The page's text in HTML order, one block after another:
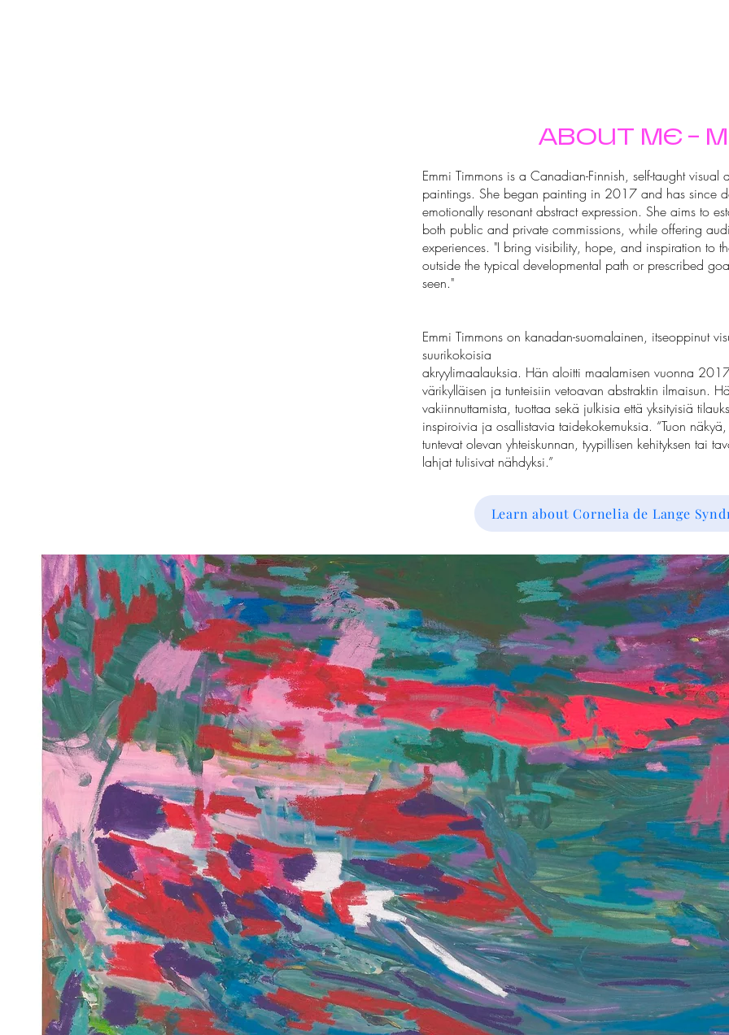
ABOUT ME -
Emmi Timmons is a Canadian-Finnish, self-taught visual
paintings. She began painting in 2017 and has since
emotionally resonant abstract expression. She aims to
both public and private commissions, while offering
experiences. "I bring visibility, hope, and inspiration to
outside the typical developmental path or prescribed
seen."
Emmi Timmons on kanadan-suomalainen, itseoppinut
suurikokoisia
akryylimaalauksia. Hän aloitti maalamisen vuonna
värikylläisen ja tunteisiin vetoavan abstraktin ilmaisun.
vakiinnuttamista, tuottaa sekä julkisia että yksityisiä
inspiroivia ja osallistavia taidekokemuksia. “Tuon
tuntevat olevan yhteiskunnan, tyypillisen kehityksen tai
lahjat tulisivat nähdyksi.”
Learn about Cornelia de Lange